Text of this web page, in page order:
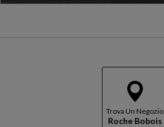
Trova Un Negozio
Roche Bobois